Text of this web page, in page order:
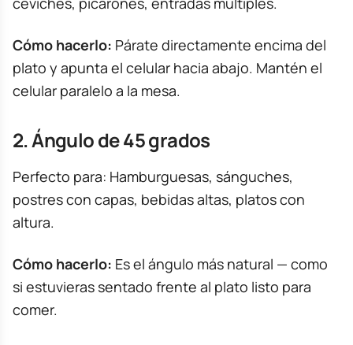
Cómo hacerlo: Párate directamente encima del
plato y apunta el celular hacia abajo. Mantén el
celular paralelo a la mesa.
2. Ángulo de 45 grados
Perfecto para: Hamburguesas, sánguches,
postres con capas, bebidas altas, platos con
altura.
Cómo hacerlo: Es el ángulo más natural — como
si estuvieras sentado frente al plato listo para
comer.